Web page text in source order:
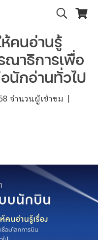
คนอ่านรู้
ณาธิการเพื่อ
นักอ่านทั่วไป
จำนวนผู้เข้าชม |